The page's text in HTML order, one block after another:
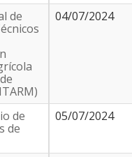
de
04/07/2024
de
de
05/07/2024